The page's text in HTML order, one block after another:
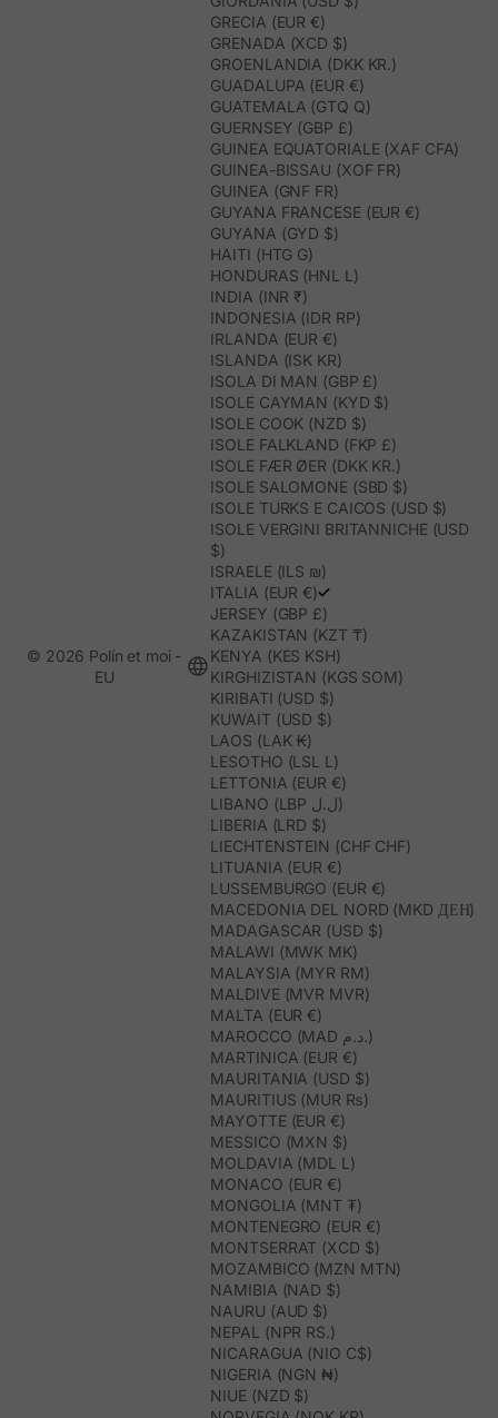
GRECIA (EUR €)
GRENADA (XCD $)
GROENLANDIA (DKK KR.)
GUADALUPA (EUR €)
GUATEMALA (GTQ Q)
GUERNSEY (GBP £)
GUINEA EQUATORIALE (XAF CFA)
GUINEA-BISSAU (XOF FR)
GUINEA (GNF FR)
GUYANA FRANCESE (EUR €)
GUYANA (GYD $)
HAITI (HTG G)
HONDURAS (HNL L)
INDIA (INR ₹)
INDONESIA (IDR RP)
IRLANDA (EUR €)
ISLANDA (ISK KR)
ISOLA DI MAN (GBP £)
ISOLE CAYMAN (KYD $)
ISOLE COOK (NZD $)
ISOLE FALKLAND (FKP £)
ISOLE FÆR ØER (DKK KR.)
ISOLE SALOMONE (SBD $)
ISOLE TURKS E CAICOS (USD $)
ISOLE VERGINI BRITANNICHE (USD
$)
ISRAELE (ILS ₪)
ITALIA (EUR €)
JERSEY (GBP £)
KAZAKISTAN (KZT ₸)
KENYA (KES KSH)
KIRGHIZISTAN (KGS SOM)
KIRIBATI (USD $)
KUWAIT (USD $)
LAOS (LAK ₭)
LESOTHO (LSL L)
LETTONIA (EUR €)
LIBANO (LBP ل.ل)
LIBERIA (LRD $)
LIECHTENSTEIN (CHF CHF)
LITUANIA (EUR €)
LUSSEMBURGO (EUR €)
MACEDONIA DEL NORD (MKD ДЕН)
MADAGASCAR (USD $)
MALAWI (MWK MK)
MALAYSIA (MYR RM)
MALDIVE (MVR MVR)
MALTA (EUR €)
MAROCCO (MAD د.م.)
MARTINICA (EUR €)
MAURITANIA (USD $)
MAURITIUS (MUR ₨)
MAYOTTE (EUR €)
MESSICO (MXN $)
MOLDAVIA (MDL L)
MONACO (EUR €)
MONGOLIA (MNT ₮)
MONTENEGRO (EUR €)
MONTSERRAT (XCD $)
MOZAMBICO (MZN MTN)
NAMIBIA (NAD $)
NAURU (AUD $)
NEPAL (NPR RS.)
NICARAGUA (NIO C$)
NIGERIA (NGN ₦)
NIUE (NZD $)
© 2026 Polín et moi -
EU